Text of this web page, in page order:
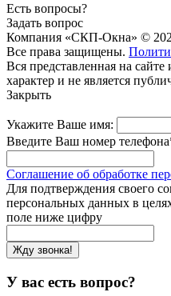
Есть вопросы?
Задать вопрос
Компания «СКП-Окна» ©
Все права защищены.
Вся представленная на
характер и не является
Закрыть
Укажите Ваше имя:
Введите Ваш номер
Соглашение об обработке
Для подтверждения своего
персональных данных в
поле ниже цифру
У вас есть вопрос?